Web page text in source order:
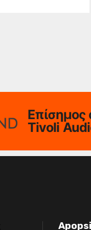
Επίσημος
Tivoli